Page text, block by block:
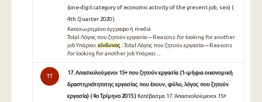
(one-digit category of economic activity of the present job, sex) (
4th Quarter 2020 )
Καταχωρημένο έγγραφο ή media
Total Λόγος που ζητούν εργασία—Reasons for looking for another
job Υπάρχει κίνδυνος...Total Λόγος που ζητούν εργασία—Reasons
for looking for another job Υπάρχει ...
TT
17. Απασχολούμενοι 15+ που ζητούν εργασία (1-ψήφια οικονομική
δραστηριότητατης εργασίας που έχουν, φύλο, λόγος που ζητούν
εργασία) ( 4ο Τρίμηνο 2015 ) Κατέβασμα 17. Απασχολούμενοι 15+